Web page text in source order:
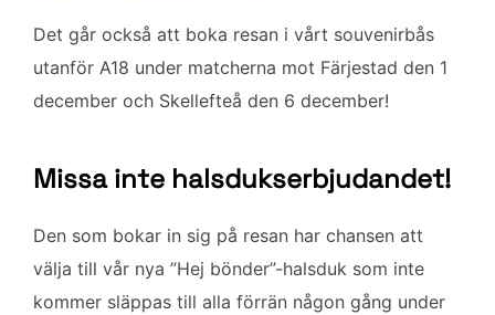
Det går också att boka resan i vårt souvenirbås
utanför A18 under matcherna mot Färjestad den 1
december och Skellefteå den 6 december!
Missa inte halsdukserbjudandet!
Den som bokar in sig på resan har chansen att
välja till vår nya ”Hej bönder”-halsduk som inte
kommer släppas till alla förrän någon gång under